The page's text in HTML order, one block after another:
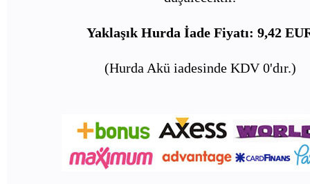
Yaklaşık Hurda İade Fiyatı: 9,42
(Hurda Akü iadesinde KDV 0'dır.)